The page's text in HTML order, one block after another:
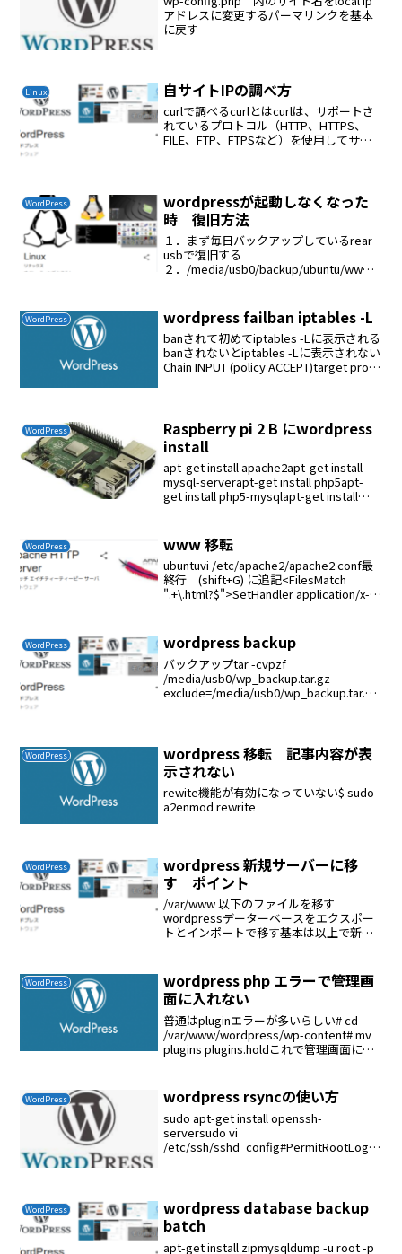
アドレスに変更するパーマリンクを基本
に戻す
Linux 自サイトIPの調べ方
curlで調べるcurlとはcurlは、サポートさ
れているプロトコル（HTTP、HTTPS、
FILE、FTP、FTPSなど）を使用してサー
WordPress
wordpressが起動しなくなった
時 復旧方法
１．まず毎日バックアップしているrear
usbで復旧する
２．/media/usb0/backup/ubuntu/www
av /media/usb0/backup...
WordPress wordpress failban iptables -L
banされて初めてiptables -Lに表示される
banされないとiptables -Lに表示されない
Chain INPUT (policy ACCEPT)target prot
WordPress
Raspberry pi 2 B にwordpress
install
apt-get install apache2apt-get install
mysql-serverapt-get install php5apt-
get install php5-mysqlapt-get install
WordPress www 移転
ubuntuvi /etc/apache2/apache2.conf最
終行 (shift+G) に追記<FilesMatch
".+\.html?$">SetHandler application/x-
WordPress wordpress backup
バックアップtar -cvpzf
/media/usb0/wp_backup.tar.gz--
exclude=/media/usb0/wp_backup.tar.gz
WordPress
wordpress 移転 記事内容が表
示されない
rewite機能が有効になっていない$ sudo
a2enmod rewrite
WordPress
wordpress 新規サーバーに移
す ポイント
/var/www 以下のファイルを移す
wordpressデーターベースをエクスポー
トとインポートで移す基本は以上で新規
WordPress
wordpress php エラーで管理画
面に入れない
普通はpluginエラーが多いらしい# cd
/var/www/wordpress/wp-content# mv
plugins plugins.holdこれで管理画面に入
WordPress wordpress rsyncの使い方
sudo apt-get install openssh-
serversudo vi
/etc/ssh/sshd_config#PermitRootLogin
WordPress
wordpress database backup
batch
apt-get install zipmysqldump -u root -p